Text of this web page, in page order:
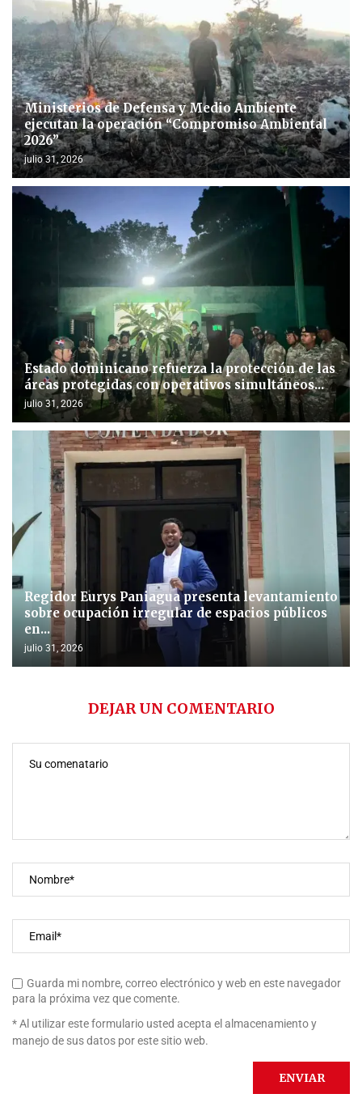
Ministerios de Defensa y Medio Ambiente
ejecutan la operación “Compromiso Ambiental
2026”
julio 31, 2026
Estado dominicano refuerza la protección de las
áreas protegidas con operativos simultáneos...
julio 31, 2026
Regidor Eurys Paniagua presenta levantamiento
sobre ocupación irregular de espacios públicos
en...
julio 31, 2026
DEJAR UN COMENTARIO
Guarda mi nombre, correo electrónico y web en este navegador
para la próxima vez que comente.
* Al utilizar este formulario usted acepta el almacenamiento y
manejo de sus datos por este sitio web.